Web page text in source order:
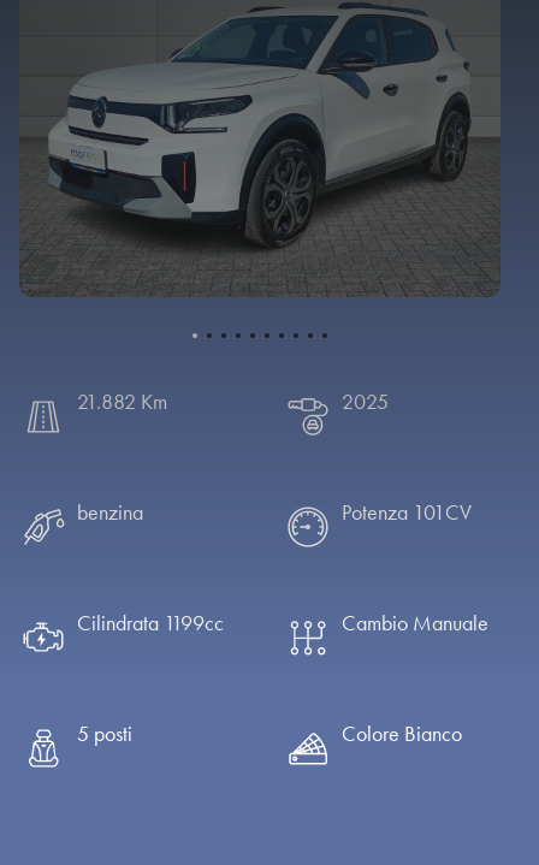
Chi siamo
AUTOVEICOLI
VEICOLI COMMERCIALI
21.882 Km 2025
benzina Potenza 101CV
Cilindrata 1199cc Cambio Manuale
5 posti Colore Bianco